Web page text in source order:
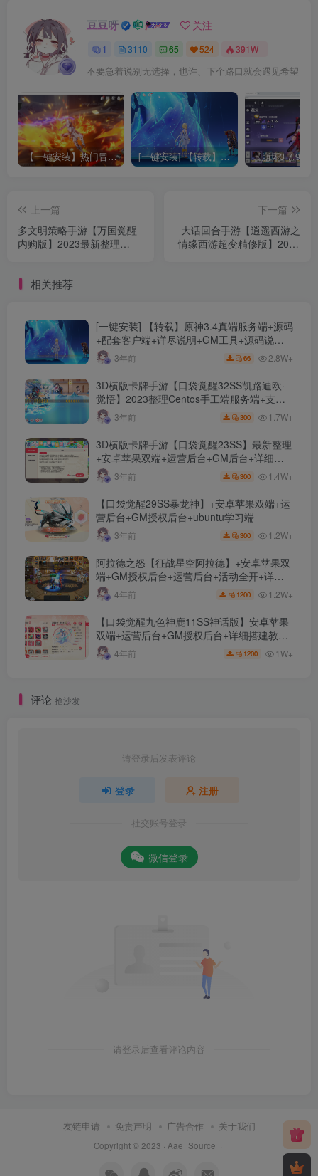
豆豆呀 关注
1 3110 65 524 391W+
不要急着说别无选择，也许、下个路口就会遇见希望
【一键安装】热门冒险策略类游戏崩坏：星穹铁道全新2.3版本一键端+一键代理+一键启动+免虚拟机 [一键安装] 【转载】原神3.4真端服务端+源码+配套客户端+详尽说明+GM工具+源码说明文件
上一篇
多文明策略手游【万国觉醒
内购版】2023最新整理
程【站长亲测】
下一篇
大话回合手游【逍遥西游之
情缘西游超变精修版】2023
相关推荐
[一键安装] 【转载】原神3.4真端服务端+源码
+配套客户端+详尽说明+GM工具+源码说明
文件3年前 66 2.8W+
3D横版卡牌手游【口袋觉醒32SS凯路迪欧·
觉悟】2023整理Centos手工端服务端+支付
对接+安卓苹果双端+运营后台+GM授权后台
+代理后台
3年前 300 1.7W+
3D横版卡牌手游【口袋觉醒23SS】最新整理
+安卓苹果双端+运营后台+GM后台+详细搭
建教程3年前 300 1.4W+
【口袋觉醒29SS暴龙神】+安卓苹果双端+运
营后台+GM授权后台+ubuntu学习端
3年前 300 1.2W+
阿拉德之怒【征战星空阿拉德】+安卓苹果双
端+GM授权后台+运营后台+活动全开+详细
教程 4年前 1200 1.2W+
【口袋觉醒九色神鹿11SS神话版】安卓苹果
双端+运营后台+GM授权后台+详细搭建教
程。 4年前 1200 1W+
评论 抢沙发
请登录后发表评论
登录 注册
社交账号登录
微信登录
请登录后查看评论内容
友链申请 免责声明 广告合作 关于我们
Copyright © 2023 · Aae_Source ·